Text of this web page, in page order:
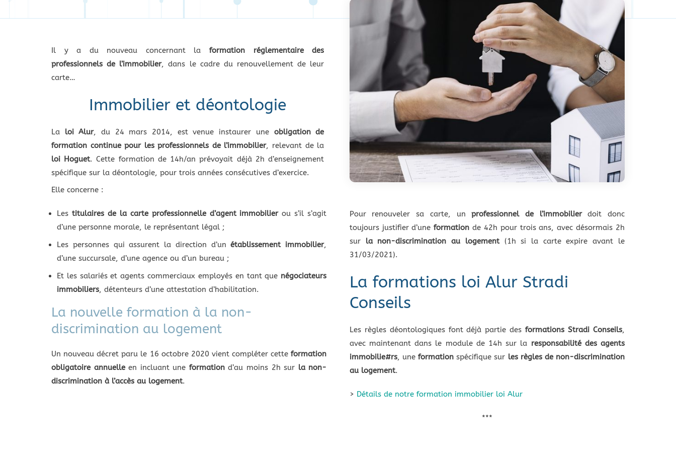
Il y a du nouveau concernant laformation réglementaire des
professionnels de l’immobilier, dans le cadre du renouvellement de leur
carte…
Immobilier et déontologie
La loi Alur, du 24 mars 2014, est venue instaurer uneobligation de
formation continue pour les professionnels de l’immobilier, relevant de la
loi Hoguet. Cette formation de 14h/an prévoyait déjà 2h d’enseignement
spécifique sur la déontologie, pour trois années consécutives d’exercice.
Elle concerne :
Les titulaires de la carte professionnelle d’agent immobilierou s’il s’agit
d’une personne morale, le représentant légal ;
Les personnes qui assurent la direction d’unétablissement immobilier,
d’une succursale, d’une agence ou d’un bureau ;
Et les salariés et agents commerciaux employés en tant que négociateurs
immobiliers, détenteurs d’une attestation d’habilitation.
La nouvelle formation à la non-
discrimination au logement
Un nouveau décret paru le 16 octobre 2020 vient compléter cette formation
obligatoire annuelleen incluant une formationd’au moins 2h sur la non-
discrimination à l’accès au logement.
Pour renouveler sa carte, unprofessionnel de l’immobilierdoit donc
toujours justifier d’uneformation de 42h pour trois ans, avec désormais 2h
sur la non-discrimination au logement(1h si la carte expire avant le
31/03/2021).
La formations loi Alur Stradi
Conseils
Les règles déontologiques font déjà partie desformations Stradi Conseils,
avec maintenant dans le module de 14h sur la responsabilité des agents
immobilie#rs, uneformation spécifique sur les règles de non-discrimination
au logement.
> Détails de notre formation immobilier loi Alur
***